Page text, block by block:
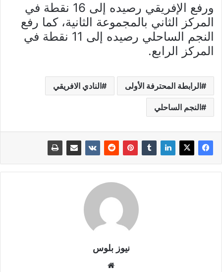
ورفع الإفريقي رصيده إلى 16 نقطة في
المركز الثاني بالمجموعة الثانية، كما رفع
النجم الساحلي رصيده إلى 11 نقطة في
المركز الرابع.
الرابطة المحترفة الأولى النادي الافريقي
النجم الساحلي
نيوز بلوس